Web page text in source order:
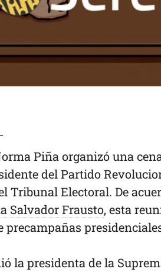
Piña organizó una
del Partido
Tribunal Electoral. De
Salvador Frausto, esta
precampañas
la presidenta de la